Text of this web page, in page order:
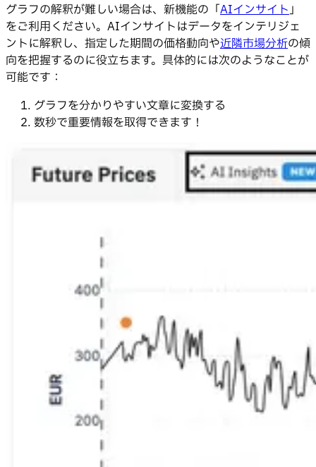
グラフの解釈が難しい場合は、新機能の「AIインサイト」
をご利用ください。AIインサイトはデータをインテリジェ
ントに解釈し、指定した期間の価格動向や近隣市場分析の傾
向を把握するのに役立ちます。具体的には次のようなことが
可能です：
グラフを分かりやすい文章に変換する
数秒で重要情報を取得できます！